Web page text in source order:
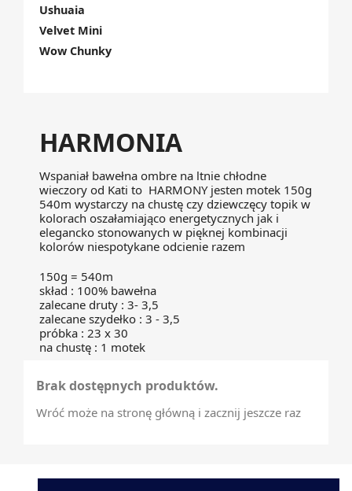
Ushuaia
Velvet Mini
Wow Chunky
HARMONIA
Wspaniał bawełna ombre na ltnie chłodne
wieczory od Kati to HARMONY jesten motek 150g
540m wystarczy na chustę czy dziewczęcy topik w
kolorach oszałamiająco energetycznych jak i
elegancko stonowanych w pięknej kombinacji
kolorów niespotykane odcienie razem
150g = 540m
skład : 100% bawełna
zalecane druty : 3- 3,5
zalecane szydełko : 3 - 3,5
próbka : 23 x 30
na chustę : 1 motek
Brak dostępnych produktów.
Wróć może na stronę główną i zacznij jeszcze raz